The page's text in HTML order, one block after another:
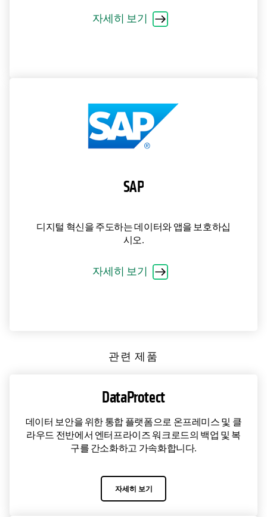
자세히 보기
SAP
디지털 혁신을 주도하는 데이터와 앱을 보호하십
시오.
자세히 보기
관련 제품
DataProtect
데이터 보안을 위한 통합 플랫폼으로 온프레미스 및 클
라우드 전반에서 엔터프라이즈 워크로드의 백업 및 복
구를 간소화하고 가속화합니다.
자세히 보기